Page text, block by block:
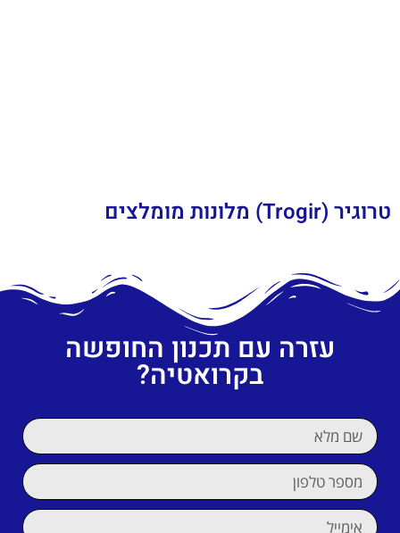
טרוגיר (Trogir) מלונות מומלצים
עזרה עם תכנון החופשה
בקרואטיה?